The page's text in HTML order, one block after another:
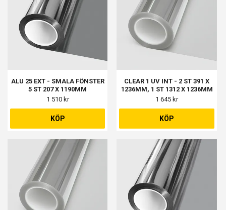
ALU 25 EXT - SMALA FÖNSTER
5 ST 207 X 1190MM
1 510 kr
KÖP
CLEAR 1 UV INT - 2 ST 391 X
1236MM, 1 ST 1312 X 1236MM
1 645 kr
KÖP